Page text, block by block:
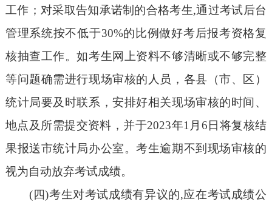
工作；对采取告知承诺制的合格考生,通过考试后台
管理系统按不低于30%的比例做好考后报考资格复
核抽查工作。如考生网上资料不够清晰或不够完整
等问题确需进行现场审核的人员，各县（市、区）
统计局要及时联系，安排好相关现场审核的时间、
地点及所需提交资料，并于2023年1月6日将复核结
果报送市统计局办公室。考生逾期不到现场审核的
视为自动放弃考试成绩。
(四)考生对考试成绩有异议的,应在考试成绩公